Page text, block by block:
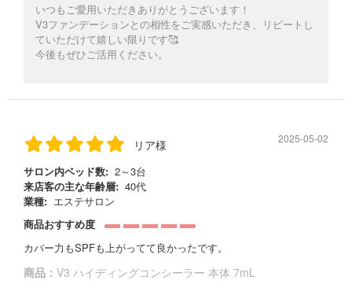
いつもご愛用いただきありがとうございます！
V3ファンデーションとの相性をご実感いただき、リピートし
ていただけて嬉しい限りです🥰
今後もぜひご活用ください。
リア様 2025-05-02
サロン内ベッド数: 2～3台
来店客の主な年齢層: 40代
業種: エステサロン
商品おすすめ度
カバー力もSPFも上がってて良かったです。
商品： V3 ハイディングコンシーラー 本体 7mL